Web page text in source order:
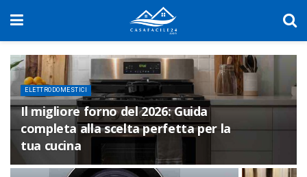
ELETTRODOMESTICI
Il migliore forno del 2026: Guida
completa alla scelta perfetta per la
tua cucina